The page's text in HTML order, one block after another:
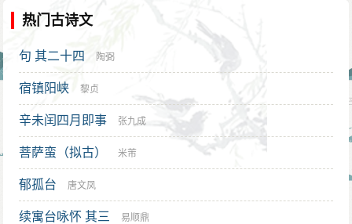
热门古诗文
句 其二十四 陶弼
宿镇阳峡 黎贞
辛未闰四月即事 张九成
菩萨蛮（拟古） 米芾
郁孤台 唐文凤
续寓台咏怀 其三 易顺鼎